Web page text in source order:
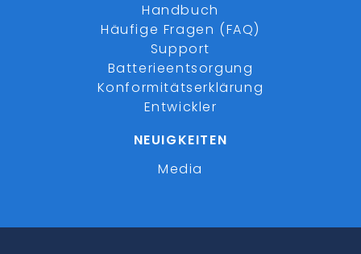
Handbuch
Häufige Fragen (FAQ)
Support
Batterieentsorgung
Konformitätserklärung
Entwickler
NEUIGKEITEN
Media